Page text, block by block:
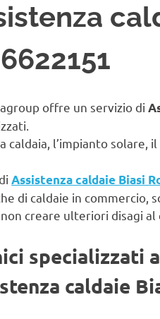
offre un servizio di
caldaia, l’impianto solare,
Assistenza caldaie Biasi
di caldaie in commercio,
creare ulteriori disagi
specializzati
caldaie